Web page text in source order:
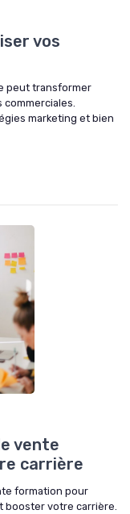
vos
peut transformer
marketing et bien
vente
carrière
formation pour
booster votre carrière.